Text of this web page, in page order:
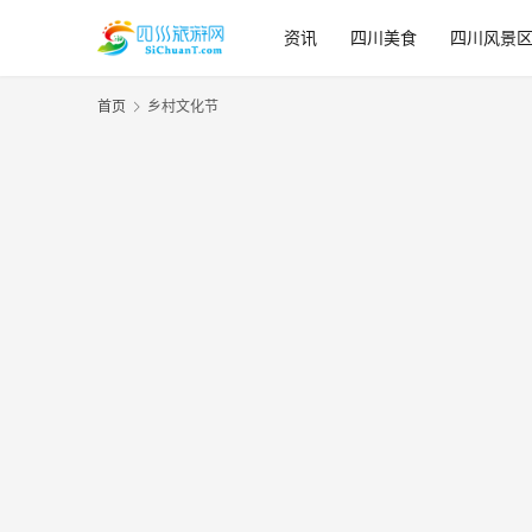
资讯 四川美食 四川风景区
首页 乡村文化节